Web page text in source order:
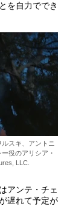
を自力ででき
スキ、アントニ
役のアリシア・
LLC.
アンテ・チェ
遅れて予定が